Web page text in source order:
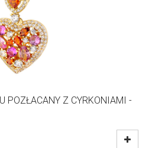
POZŁACANY Z CYRKONIAMI -